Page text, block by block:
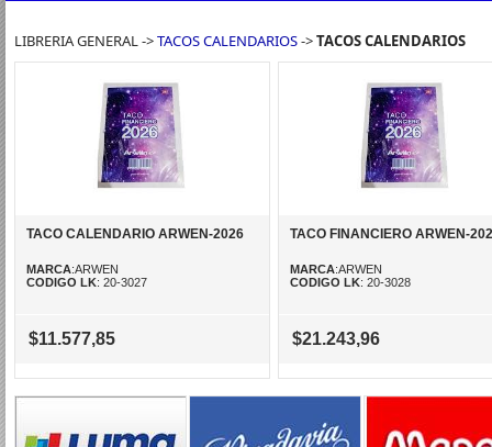
LIBRERIA GENERAL ->TACOS CALENDARIOS->TACOS CALENDARIOS
TACO CALENDARIO ARWEN-2026
MARCA:ARWEN
CODIGO LK: 20-3027
$11.577,85
TACO FINANCIERO ARWEN-
MARCA:ARWEN
CODIGO LK: 20-3028
$21.243,96